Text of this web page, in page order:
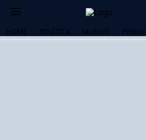
HOME POLÍTICA MUNDO